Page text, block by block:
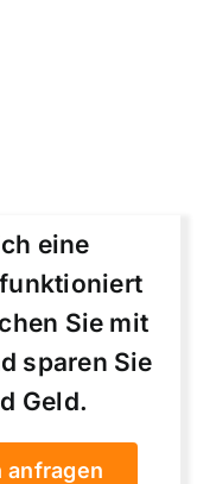
eine
Sie mit
sparen Sie
Geld.